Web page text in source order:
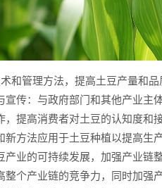
和管理方法，提高土豆产量和
传：与政府部门和其他产业主
提高消费者对土豆的认知度和
方法应用于土豆种植以提高生
业的可持续发展，加强产业链
整个产业链的竞争力，同时加强